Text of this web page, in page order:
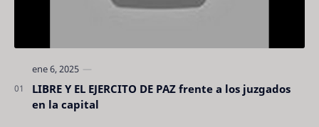
LIBRE Y EL EJERCITO DE PAZ frente a los juzgados
en la capital